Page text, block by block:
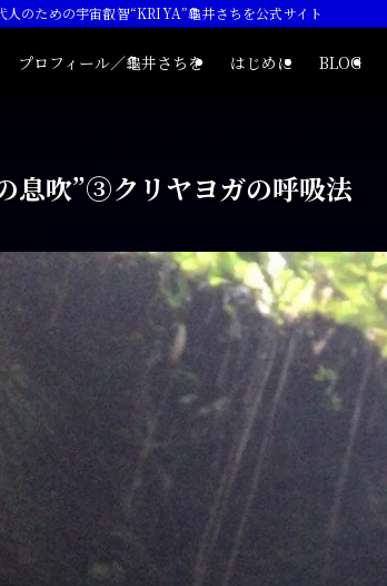
人のための宇宙叡智“KRIYA”龜井さちを公式サイト
プロフィール／龜井さちを はじめに BLOG
息吹”③クリヤヨガの呼吸法